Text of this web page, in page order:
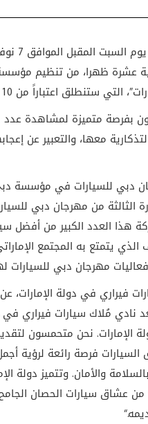
لا
عشرة ظهرا، من تنظيم
اعتباراً من 10 ولغاية 21 نوفمبر 2015.
متميزة لمشاهدة عدد
معها، والتعبير عن
دبي للسيارات في مؤسسة
الثالثة من مهرجان دبي
هذا العدد الكبير من أفضل
يتمتع به المجتمع
مهرجان دبي للسيارات
فيراري في دولة
نادي مُلاك سيارات فيراري في
الإمارات. نحن متحمسون
فرصة رائعة لرؤية
والأمان. وتتميز دولة
من عشاق سيارات الحصان
“.